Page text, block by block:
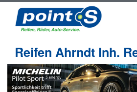
Reifen Ahrndt Inh.